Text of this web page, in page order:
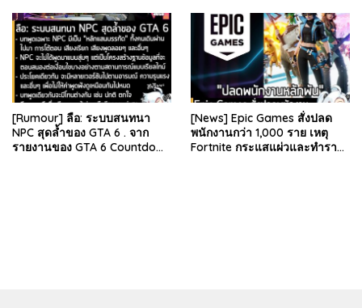
[Rumour] ลือ: ระบบสนทนา
NPC สุดล้ำของ GTA 6 . จาก
รายงานของ GTA 6 Countdown
[News] Epic Games สั่งปลด
พนักงานกว่า 1,000 ราย เหตุ
Fortnite กระแสแผ่วและทำราย